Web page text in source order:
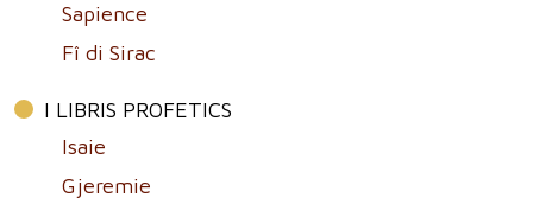
Sapience
Fî di Sirac
I LIBRIS PROFETICS
Isaie
Gjeremie